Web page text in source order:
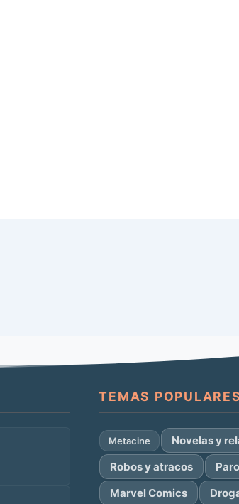
TEMAS POPULARES
Metacine Novelas y
Robos y atracos
Marvel Comics